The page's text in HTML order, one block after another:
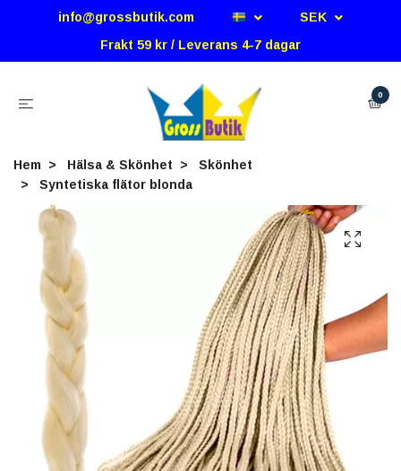
info@grossbutik.com
SEK
Frakt 59 kr / Leverans 4-7 dagar
0
Hem Hälsa & Skönhet
Skönhet
Syntetiska flätor blonda